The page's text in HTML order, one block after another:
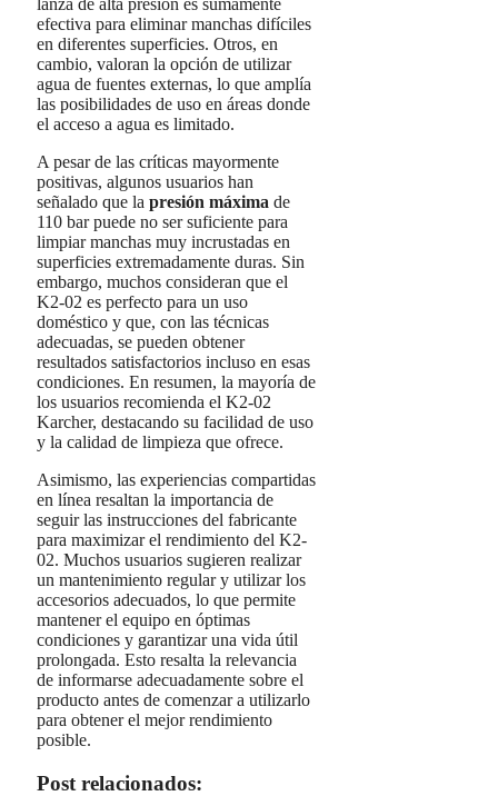
lanza de alta presión es sumamente
efectiva para eliminar manchas difíciles
en diferentes superficies. Otros, en
cambio, valoran la opción de utilizar
agua de fuentes externas, lo que amplía
las posibilidades de uso en áreas donde
el acceso a agua es limitado.
A pesar de las críticas mayormente
positivas, algunos usuarios han
señalado que la presión máxima de
110 bar puede no ser suficiente para
limpiar manchas muy incrustadas en
superficies extremadamente duras. Sin
embargo, muchos consideran que el
K2-02 es perfecto para un uso
doméstico y que, con las técnicas
adecuadas, se pueden obtener
resultados satisfactorios incluso en esas
condiciones. En resumen, la mayoría de
los usuarios recomienda el K2-02
Karcher, destacando su facilidad de uso
y la calidad de limpieza que ofrece.
Asimismo, las experiencias compartidas
en línea resaltan la importancia de
seguir las instrucciones del fabricante
para maximizar el rendimiento del K2-
02. Muchos usuarios sugieren realizar
un mantenimiento regular y utilizar los
accesorios adecuados, lo que permite
mantener el equipo en óptimas
condiciones y garantizar una vida útil
prolongada. Esto resalta la relevancia
de informarse adecuadamente sobre el
producto antes de comenzar a utilizarlo
para obtener el mejor rendimiento
posible.
Post relacionados: